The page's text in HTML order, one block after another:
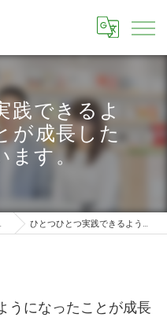
践できるよ
が成長した
ます。
ひとつひとつ実践できるようになったことが成長したと思っています。
うになったことが成長